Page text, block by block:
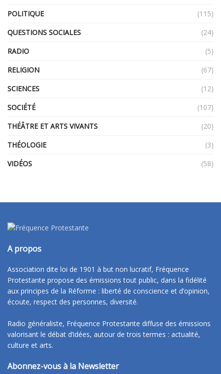
POLITIQUE
(115)
QUESTIONS SOCIALES
(24)
RADIO
(5)
RELIGION
(67)
SCIENCES
(12)
SOCIÉTÉ
(107)
THÉÂTRE ET ARTS VIVANTS
(20)
THÉOLOGIE
(3)
VIDÉOS
(58)
A propos
Association dite loi de 1901 à but non lucratif, Fréquence
Protestante propose des émissions tout public, dans la fidélité
aux principes de la Réforme : liberté de conscience et d’opinion,
écoute, respect des personnes, diversité.
Radio généraliste, Fréquence Protestante diffuse des émissions
valorisant le débat d’idées, autour de trois termes : actualité,
culture et arts.
Abonnez-vous à la Newsletter